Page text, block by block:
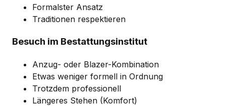
Formalster Ansatz
Traditionen respektieren
Besuch im Bestattungsinstitut
Anzug- oder Blazer-Kombination
Etwas weniger formell in Ordnung
Trotzdem professionell
Längeres Stehen (Komfort)